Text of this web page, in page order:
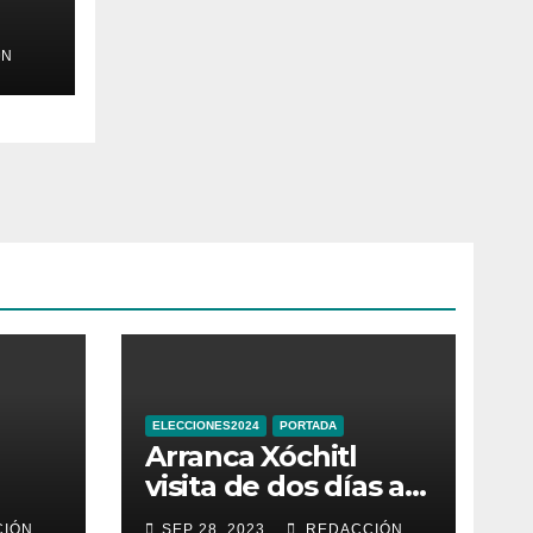
ELECCIONES2024 PORTADA
Arranca Xóchitl
visita de dos días a
la que llama
SEP 28, 2023 REDACCIÓN